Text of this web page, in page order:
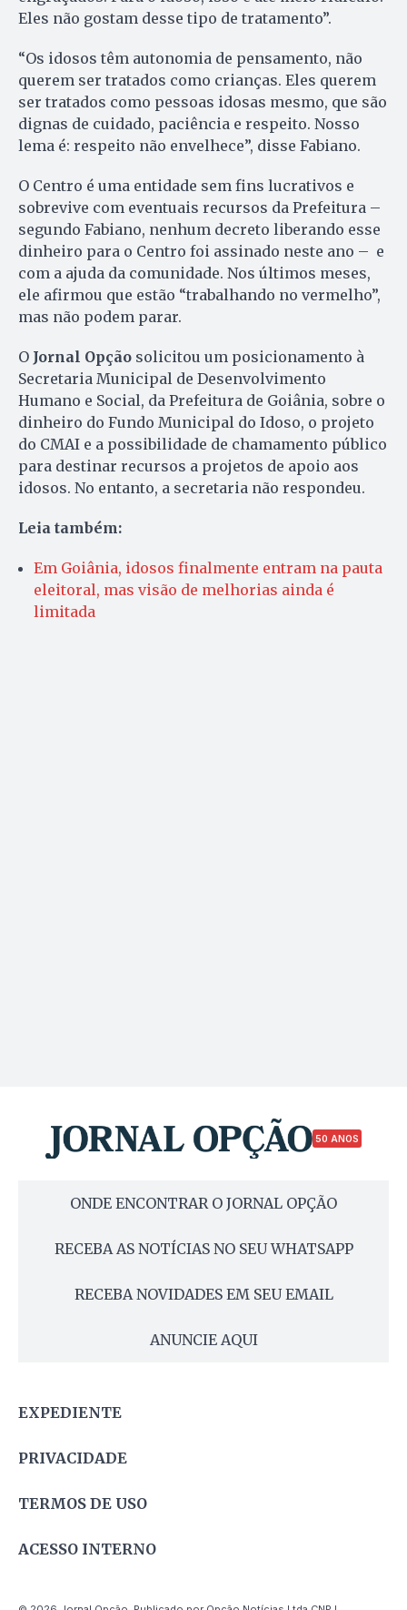
Eles não gostam desse tipo de tratamento”.
“Os idosos têm autonomia de pensamento, não
querem ser tratados como crianças. Eles querem
ser tratados como pessoas idosas mesmo, que são
dignas de cuidado, paciência e respeito. Nosso
lema é: respeito não envelhece”, disse Fabiano.
O Centro é uma entidade sem fins lucrativos e
sobrevive com eventuais recursos da Prefeitura –
segundo Fabiano, nenhum decreto liberando esse
dinheiro para o Centro foi assinado neste ano – e
com a ajuda da comunidade. Nos últimos meses,
ele afirmou que estão “trabalhando no vermelho”,
mas não podem parar.
O Jornal Opção solicitou um posicionamento à
Secretaria Municipal de Desenvolvimento
Humano e Social, da Prefeitura de Goiânia, sobre o
dinheiro do Fundo Municipal do Idoso, o projeto
do CMAI e a possibilidade de chamamento público
para destinar recursos a projetos de apoio aos
idosos. No entanto, a secretaria não respondeu.
Leia também:
Em Goiânia, idosos finalmente entram na pauta
eleitoral, mas visão de melhorias ainda é
limitada
50 ANOS
ONDE ENCONTRAR O JORNAL OPÇÃO
RECEBA AS NOTÍCIAS NO SEU WHATSAPP
RECEBA NOVIDADES EM SEU EMAIL
ANUNCIE AQUI
EXPEDIENTE
PRIVACIDADE
TERMOS DE USO
ACESSO INTERNO